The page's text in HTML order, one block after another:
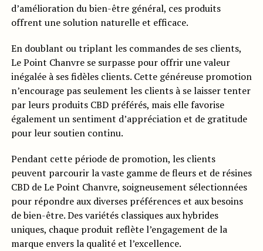
d’amélioration du bien-être général, ces produits
offrent une solution naturelle et efficace.
En doublant ou triplant les commandes de ses clients,
Le Point Chanvre se surpasse pour offrir une valeur
inégalée à ses fidèles clients. Cette généreuse promotion
n’encourage pas seulement les clients à se laisser tenter
par leurs produits CBD préférés, mais elle favorise
également un sentiment d’appréciation et de gratitude
pour leur soutien continu.
Pendant cette période de promotion, les clients
peuvent parcourir la vaste gamme de fleurs et de résines
CBD de Le Point Chanvre, soigneusement sélectionnées
pour répondre aux diverses préférences et aux besoins
de bien-être. Des variétés classiques aux hybrides
uniques, chaque produit reflète l’engagement de la
marque envers la qualité et l’excellence.